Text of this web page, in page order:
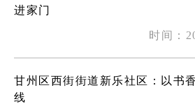
进家门
时间：
甘州区西街街道新乐社区：以书
线